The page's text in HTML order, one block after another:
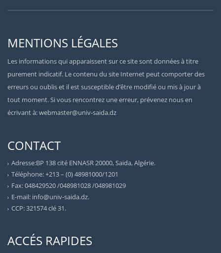
MENTIONS LÉGALES
Les informations qui apparaissent sur ce site sont données à titre
purement indicatif. Le contenu du site Internet peut comporter des
erreurs ou oublis et il est susceptible d’être modifié ou mis à jour à
tout moment. Si vous rencontrez une erreur, prévenez nous en
écrivant à: webmaster@univ-saida.dz
CONTACT
Adresse:BP 138 cité ENNASR 20000, Saida, Algérie.
Téléphone: +213 – (0) 48981000/1201
Fax: 048429520 /048981028 /048981029
E-mail: info@univ-saida.dz.
CCP: 321574 clé 31.
ACCÉS RAPIDES